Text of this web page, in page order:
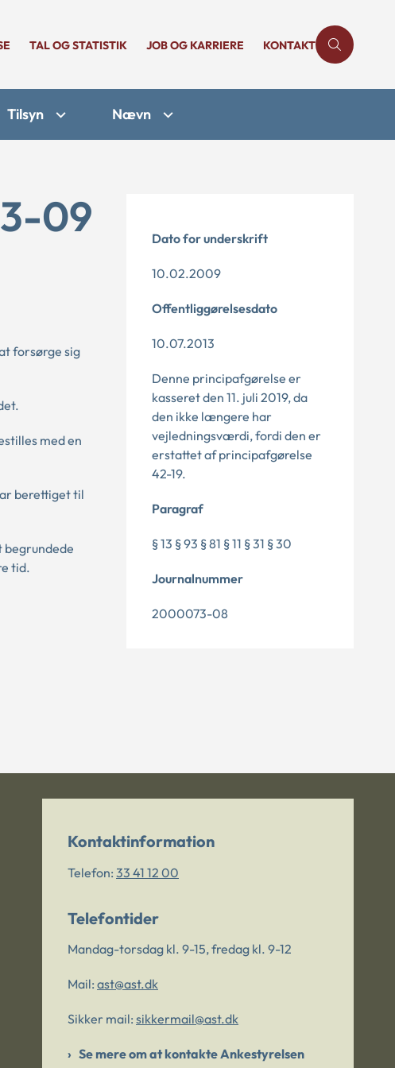
TAL OG STATISTIK JOB OG KARRIERE KONTAKT
Tilsyn Nævn
09
forsørge sig
med en
berettiget til
tid.
Dato for underskrift
10.02.2009
Offentliggørelsesdato
10.07.2013
Denne principafgørelse er
kasseret den 11. juli 2019, da
den ikke længere har
vejledningsværdi, fordi den er
erstattet af principafgørelse
42-19.
Paragraf
§ 13 § 93 § 81 § 11 § 31 § 30
Journalnummer
2000073-08
Kontaktinformation
Telefon: 33 41 12 00
Telefontider
Mandag-torsdag kl. 9-15, fredag kl. 9-12
Mail: ast@ast.dk
Sikker mail: sikkermail@ast.dk
Se mere om at kontakte Ankestyrelsen